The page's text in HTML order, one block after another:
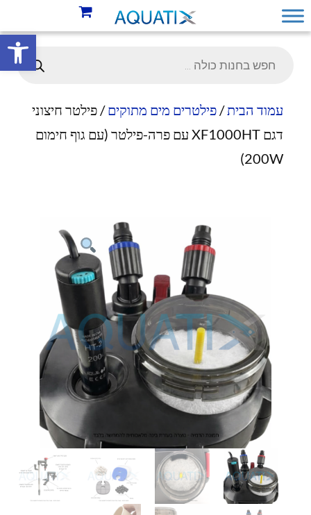
פתח
עמוד הבית/פילטרים מים מתוקים/ פילטר חיצוני
דגם XF1000HT עם פרה-פילטר (עם גוף חימום
200W)